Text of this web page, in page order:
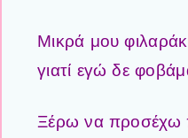
Μικρά μου
γιατί εγώ δε
Ξέρω να προσέχω